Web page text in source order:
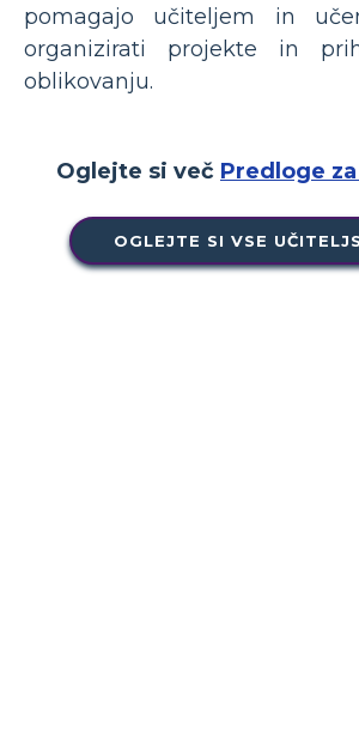
pomagajo učiteljem in
organizirati projekte in
oblikovanju.
Oglejte si več Predloge
OGLEJTE SI VSE